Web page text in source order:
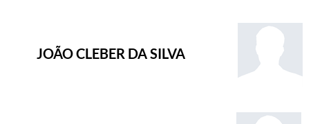
JOÃO CLEBER DA SILVA